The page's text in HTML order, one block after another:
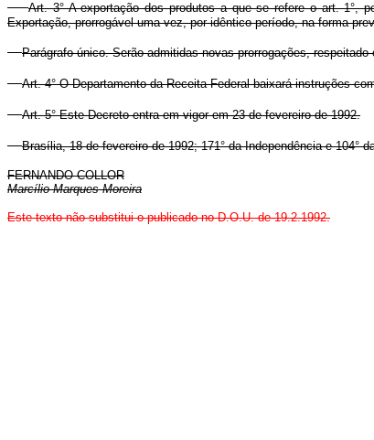
Art. 3° A exportação dos produtos a que se refere o art. 1°,
Exportação, prorrogável uma vez, por idêntico período, na forma
Parágrafo único. Serão admitidas novas prorrogações,
Art. 4° O Departamento da Receita Federal baixará instruções
Art. 5° Este Decreto entra em vigor em 23 de fevereiro de 1992.
Brasília, 18 de fevereiro de 1992; 171° da Independência e 104°
FERNANDO COLLOR
Marcílio Marques Moreira
Este texto não substitui o publicado no D.O.U. de 19.2.1992.